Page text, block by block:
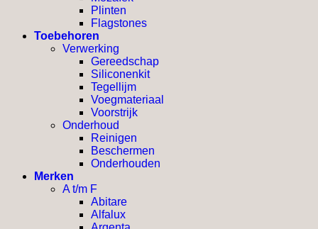
Plinten
Flagstones
Toebehoren
Verwerking
Gereedschap
Siliconenkit
Tegellijm
Voegmateriaal
Voorstrijk
Onderhoud
Reinigen
Beschermen
Onderhouden
Merken
A t/m F
Abitare
Alfalux